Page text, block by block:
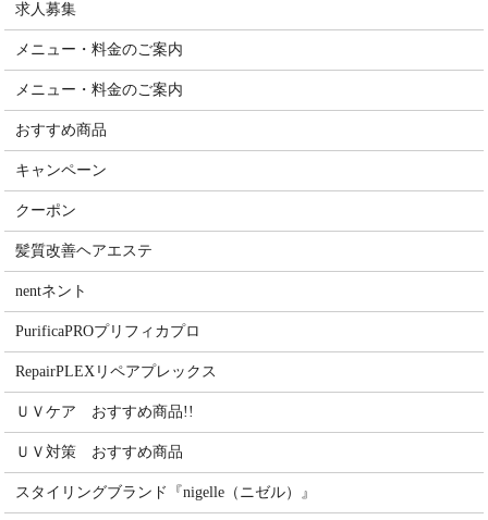
求人募集
メニュー・料金のご案内
メニュー・料金のご案内
おすすめ商品
キャンペーン
クーポン
髪質改善ヘアエステ
nentネント
PurificaPROプリフィカプロ
RepairPLEXリペアプレックス
ＵＶケア おすすめ商品!!
ＵＶ対策 おすすめ商品
スタイリングブランド『nigelle（ニゼル）』